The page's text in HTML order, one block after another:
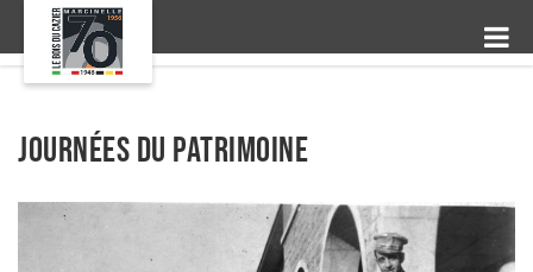
Journées du Patrimoine